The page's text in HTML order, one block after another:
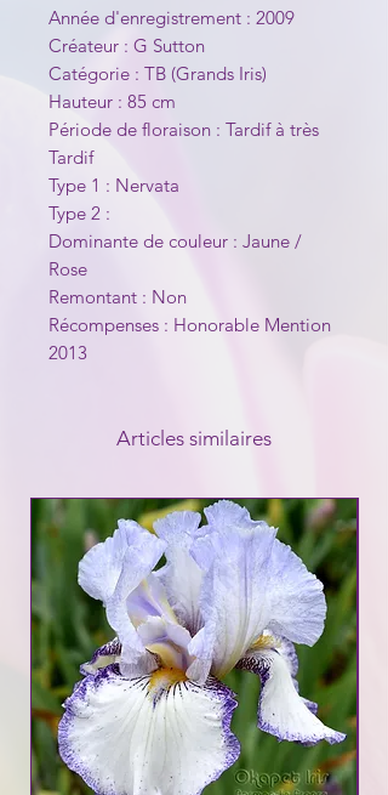
Année d'enregistrement : 2009
Créateur : G Sutton
Catégorie : TB (Grands Iris)
Hauteur : 85 cm
Période de floraison : Tardif à très
Tardif
Type 1 : Nervata
Type 2 :
Dominante de couleur : Jaune /
Rose
Remontant : Non
Récompenses : Honorable Mention
2013
Articles similaires